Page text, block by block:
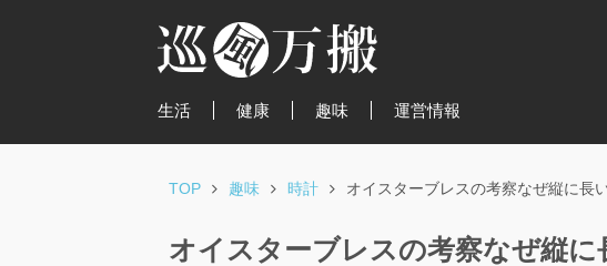
生活 健康 趣味 運営情報
TOP 趣味 時計 オイスターブレスの考察なぜ縦に長
オイスターブレスの考察なぜ縦に